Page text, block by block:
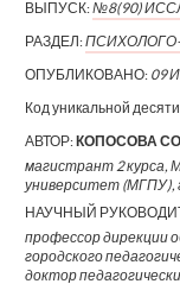
ВЫПУСК:№8(90)
РАЗДЕЛ:
ОПУБЛИКОВАНО: 09
Код уникальной
АВТОР:КОПОСОВА
магистрант 2 курса,
университет (МГПУ),
НАУЧНЫЙ
профессор дирекции
городского
доктор